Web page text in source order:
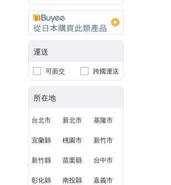
運送
可面交 跨國運送
所在地
台北市 新北市 基隆市
宜蘭縣 桃園市 新竹市
新竹縣 苗栗縣 台中市
彰化縣 南投縣 嘉義市